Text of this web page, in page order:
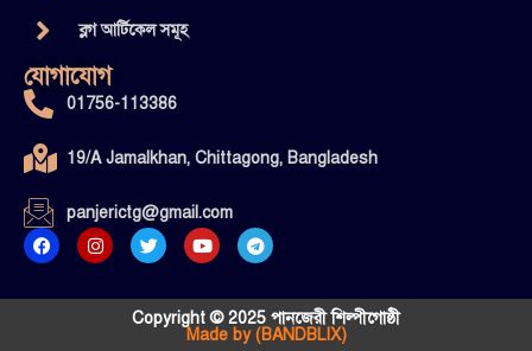
ব্লগ আর্টিকেল সমূহ
যোগাযোগ
01756-113386
19/A Jamalkhan, Chittagong, Bangladesh
panjerictg@gmail.com
Copyright © 2025 পানজেরী শিল্পীগোষ্ঠী
Made by (BANDBLIX)